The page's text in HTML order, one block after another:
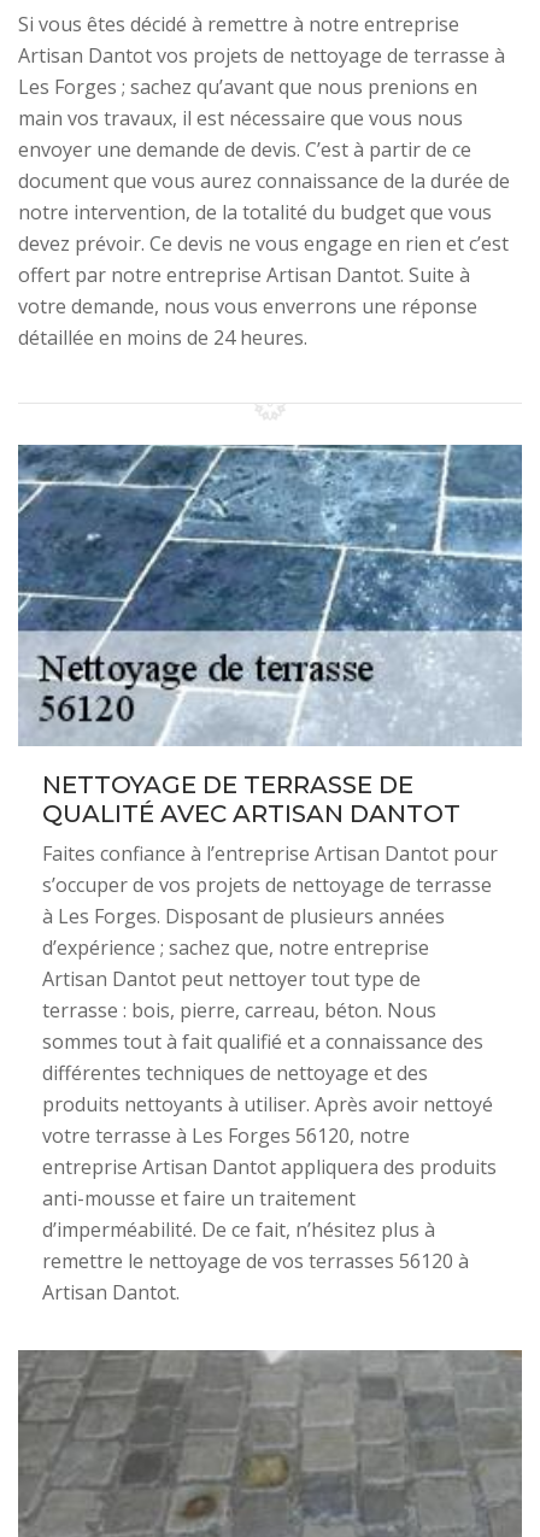
Si vous êtes décidé à remettre à notre entreprise
Artisan Dantot vos projets de nettoyage de terrasse à
Les Forges ; sachez qu’avant que nous prenions en
main vos travaux, il est nécessaire que vous nous
envoyer une demande de devis. C’est à partir de ce
document que vous aurez connaissance de la durée de
notre intervention, de la totalité du budget que vous
devez prévoir. Ce devis ne vous engage en rien et c’est
offert par notre entreprise Artisan Dantot. Suite à
votre demande, nous vous enverrons une réponse
détaillée en moins de 24 heures.
NETTOYAGE DE TERRASSE DE
QUALITÉ AVEC ARTISAN DANTOT
Faites confiance à l’entreprise Artisan Dantot pour
s’occuper de vos projets de nettoyage de terrasse
à Les Forges. Disposant de plusieurs années
d’expérience ; sachez que, notre entreprise
Artisan Dantot peut nettoyer tout type de
terrasse : bois, pierre, carreau, béton. Nous
sommes tout à fait qualifié et a connaissance des
différentes techniques de nettoyage et des
produits nettoyants à utiliser. Après avoir nettoyé
votre terrasse à Les Forges 56120, notre
entreprise Artisan Dantot appliquera des produits
anti-mousse et faire un traitement
d’imperméabilité. De ce fait, n’hésitez plus à
remettre le nettoyage de vos terrasses 56120 à
Artisan Dantot.